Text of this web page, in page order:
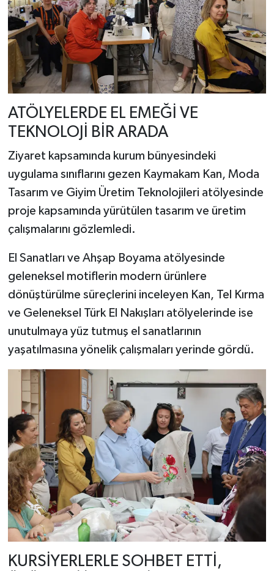
ATÖLYELERDE EL EMEĞİ VE
TEKNOLOJİ BİR ARADA
Ziyaret kapsamında kurum bünyesindeki
uygulama sınıflarını gezen Kaymakam Kan, Moda
Tasarım ve Giyim Üretim Teknolojileri atölyesinde
proje kapsamında yürütülen tasarım ve üretim
çalışmalarını gözlemledi.
El Sanatları ve Ahşap Boyama atölyesinde
geleneksel motiflerin modern ürünlere
dönüştürülme süreçlerini inceleyen Kan, Tel Kırma
ve Geleneksel Türk El Nakışları atölyelerinde ise
unutulmaya yüz tutmuş el sanatlarının
yaşatılmasına yönelik çalışmaları yerinde gördü.
KURSİYERLERLE SOHBET ETTİ,